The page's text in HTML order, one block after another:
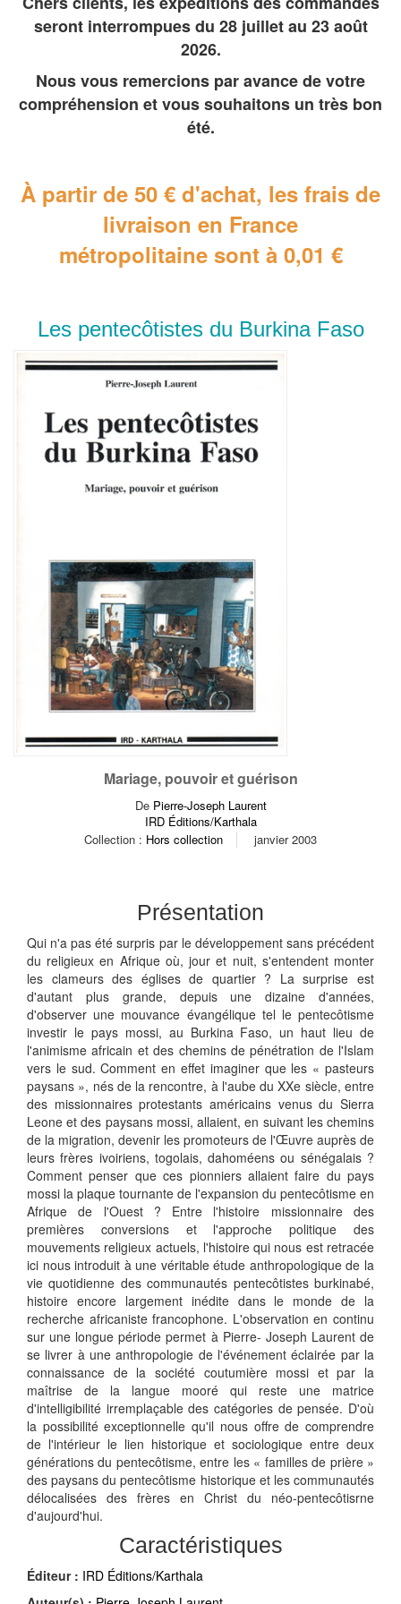
seront interrompues du 28 juillet au 23 août
2026.
Nous vous remercions par avance de votre
compréhension et vous souhaitons un très bon
été.
À partir de 50 € d'achat, les frais de
livraison en France
métropolitainesont à 0,01 €
Les pentecôtistes du Burkina Faso
Mariage, pouvoir et guérison
De Pierre-Joseph Laurent
IRD Éditions/Karthala
Collection : Hors collection janvier 2003
Présentation
Qui n'a pas été surpris par le développement sans précédent
du religieux en Afrique où, jour et nuit, s'entendent monter
les clameurs des églises de quartier ? La surprise est
d'autant plus grande, depuis une dizaine d'années,
d'observer une mouvance évangélique tel le pentecôtisme
investir le pays mossi, au Burkina Faso, un haut lieu de
l'animisme africain et des chemins de pénétration de l'Islam
vers le sud. Comment en effet imaginer que les « pasteurs
paysans », nés de la rencontre, à l'aube du XXe siècle, entre
des missionnaires protestants américains venus du Sierra
Leone et des paysans mossi, allaient, en suivant les chemins
de la migration, devenir les promoteurs de l'Œuvre auprès de
leurs frères ivoiriens, togolais, dahoméens ou sénégalais ?
Comment penser que ces pionniers allaient faire du pays
mossi la plaque tournante de l'expansion du pentecôtisme en
Afrique de l'Ouest ? Entre l'histoire missionnaire des
premières conversions et l'approche politique des
mouvements religieux actuels, l'histoire qui nous est retracée
ici nous introduit à une véritable étude anthropologique de la
vie quotidienne des communautés pentecôtistes burkinabé,
histoire encore largement inédite dans le monde de la
recherche africaniste francophone. L'observation en continu
sur une longue période permet à Pierre- Joseph Laurent de
se livrer à une anthropologie de l'événement éclairée par la
connaissance de la société coutumière mossi et par la
maîtrise de la langue mooré qui reste une matrice
d'intelligibilité irremplaçable des catégories de pensée. D'où
la possibilité exceptionnelle qu'il nous offre de comprendre
de l'intérieur le lien historique et sociologique entre deux
générations du pentecôtisme, entre les « familles de prière »
des paysans du pentecôtisme historique et les communautés
délocalisées des frères en Christ du néo-pentecôtisrne
d'aujourd'hui.
Caractéristiques
Éditeur : IRD Éditions/Karthala